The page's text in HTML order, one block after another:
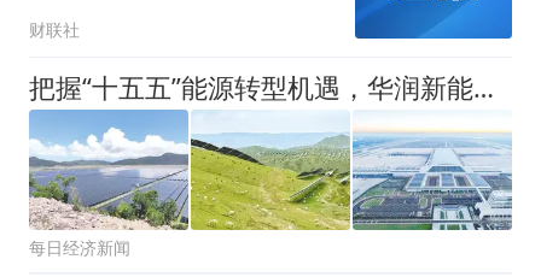
财联社
把握“十五五”能源转型机遇，华润新能源持续兑现新能源长期成长逻辑
每日经济新闻